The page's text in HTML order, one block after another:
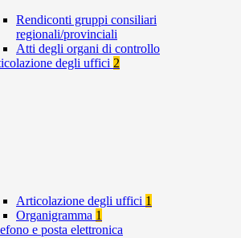
Rendiconti gruppi consiliari
regionali/provinciali
Atti degli organi di controllo
degli uffici 2
Articolazione degli uffici 1
Organigramma 1
e posta elettronica